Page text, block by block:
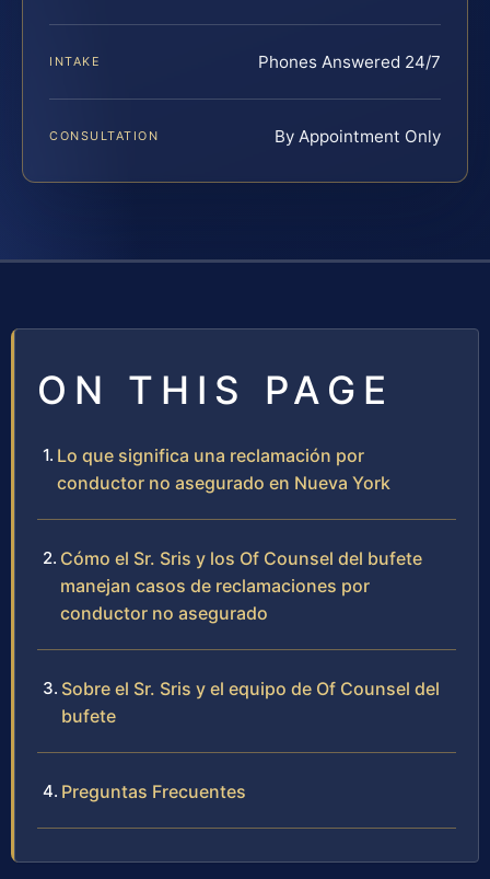
INTAKE Phones Answered 24/7
CONSULTATION By Appointment Only
ON THIS PAGE
Lo que significa una reclamación por
conductor no asegurado en Nueva York
Cómo el Sr. Sris y los Of Counsel del bufete
manejan casos de reclamaciones por
conductor no asegurado
Sobre el Sr. Sris y el equipo de Of Counsel del
bufete
Preguntas Frecuentes